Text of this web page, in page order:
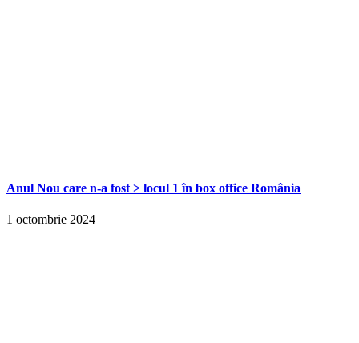
Anul Nou care n-a fost > locul 1 în box office România
1 octombrie 2024